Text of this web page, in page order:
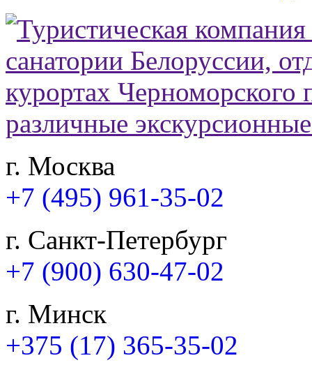
г. Москва
+7 (495) 961-35-02
г. Санкт-Петербург
+7 (900) 630-47-02
г. Минск
+375 (17) 365-35-02